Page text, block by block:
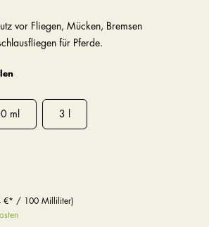
vor Fliegen, Mücken, Bremsen
für Pferde.
ml 3 l
€* / 100 Milliliter)